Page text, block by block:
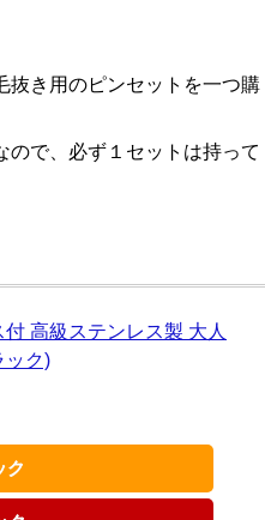
抜き用のピンセットを一つ購
ので、必ず１セットは持って
高級ステンレス製 大人
ック)
ク